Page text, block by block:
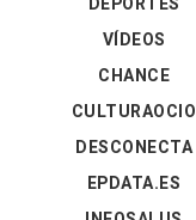
VÍDEOS
CHANCE
CULTURAOCIO
DESCONECTA
EPDATA.ES